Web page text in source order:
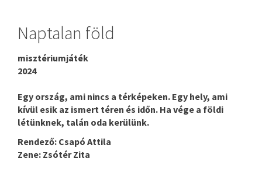
Naptalan föld
misztériumjáték
2024
Egy ország, ami nincs a térképeken. Egy hely, ami
kívül esik az ismert téren és időn. Ha vége a földi
létünknek, talán oda kerülünk.
Rendező: Csapó Attila
Zene: Zsótér Zita